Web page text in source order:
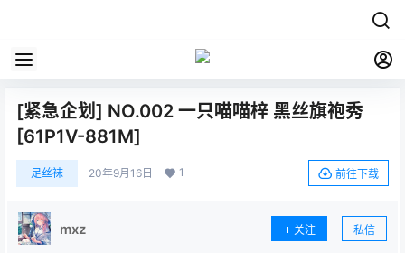
[紧急企划] NO.002 一只喵喵梓 黑丝旗袍秀
[61P1V-881M]
足丝袜 20年9月16日 1 前往下载
mxz 关注 私信